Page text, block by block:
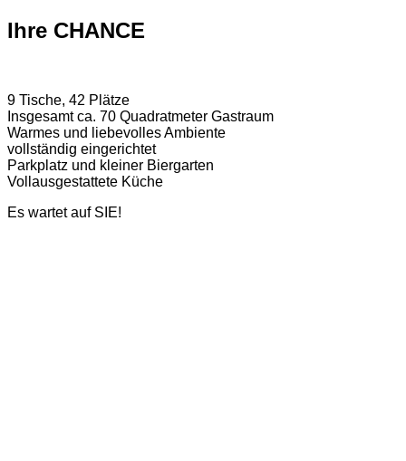
Ihre CHANCE
9 Tische, 42 Plätze
Insgesamt ca. 70 Quadratmeter Gastraum
Warmes und liebevolles Ambiente
vollständig eingerichtet
Parkplatz und kleiner Biergarten
Vollausgestattete Küche
Es wartet auf SIE!